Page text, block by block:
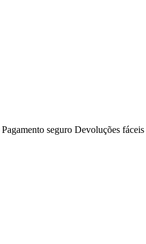
Pagamento seguro Devoluções fáceis